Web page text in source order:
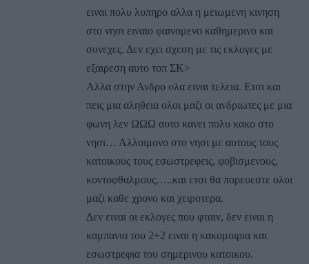
ειναι πολυ λυπηρο αλλα η μειωμενη κινηση
στο νησι ειναιο φαινομενο καθημερινο και
συνεχες. Δεν εχει σχεση με τις εκλογες με
εξαιρεση αυτο τοπ ΣΚ>
Αλλα στην Ανδρο ολα ειναι τελεια. Ετσι και
πεις μια αληθεια ολοι μαζι οι ανδριωτες με μια
φωνη λεν ΩΩΩ αυτο κανει πολυ κακο στο
νησι… Αλλοιμονο στο νησι με αυτους τους
κατοικους τους εσωστρεφεις, φοβισμενους,
κοντοφθαλμους…..και ετσι θα πορευεστε ολοι
μαζι καθε χρονο και χειροτερα.
Δεν ειναι οι εκλογες που φταιν, δεν ειναι η
καμπανια του 2+2 ειναι η κακομοιρια και
εσωστρεφια του σημερινου κατοικου.